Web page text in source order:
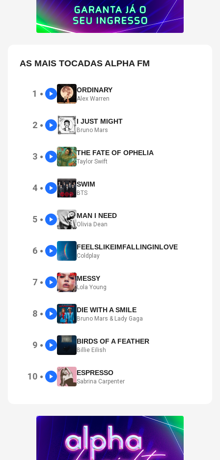
AS MAIS TOCADAS ALPHA FM
1 ● ORDINARY
Alex Warren
2 ● I JUST MIGHT
Bruno Mars
3 ● THE FATE OF OPHELIA
Taylor Swift
4 ● SWIM
BTS
5 ● MAN I NEED
Olivia Dean
6 ● FEELSLIKEIMFALLINGINLOVE
Coldplay
7 ● MESSY
Lola Young
8 ● DIE WITH A SMILE
Bruno Mars & Lady Gaga
9 ● BIRDS OF A FEATHER
Billie Eilish
10 ● ESPRESSO
Sabrina Carpenter